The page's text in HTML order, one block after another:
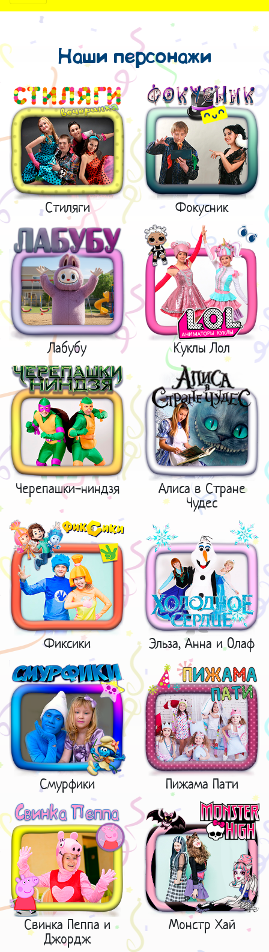
Наши персонажи
Стиляги Фокусник
Лабубу Куклы Лол
Черепашки-ниндзя
Алиса в Стране
Чудес
Фиксики Эльза, Анна и Олаф
Смурфики Пижама Пати
Свинка Пеппа и
Джордж
Монстр Хай